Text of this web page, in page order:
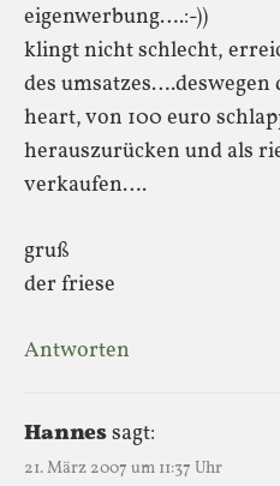
eigenwerbung….:-))
klingt nicht schlecht,
des
heart, von 100 euro
herauszurücken und als
verkaufen….
gruß
der friese
Antworten
Hannessagt:
21. März 2007 um 11:37 Uhr